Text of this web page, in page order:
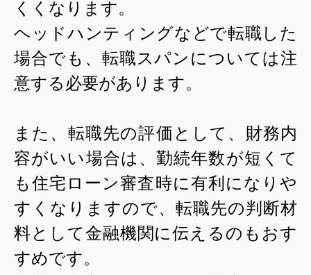
くくなります。
ヘッドハンティングなどで転職した
場合でも、転職スパンについては注
意する必要があります。
また、転職先の評価として、財務内
容がいい場合は、勤続年数が短くて
も住宅ローン審査時に有利になりや
すくなりますので、転職先の判断材
料として金融機関に伝えるのもおす
すめです。